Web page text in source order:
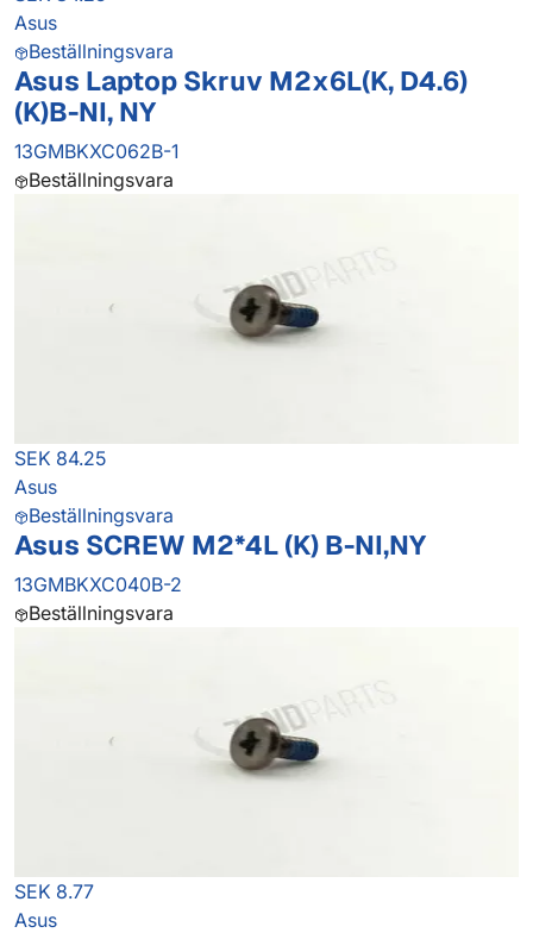
Asus
Beställningsvara
Asus Laptop Skruv M2x6L(K, D4.6)
(K)B-NI, NY
13GMBKXC062B-1
Beställningsvara
SEK 84.25
Asus
Beställningsvara
Asus SCREW M2*4L (K) B-NI,NY
13GMBKXC040B-2
Beställningsvara
SEK 8.77
Asus